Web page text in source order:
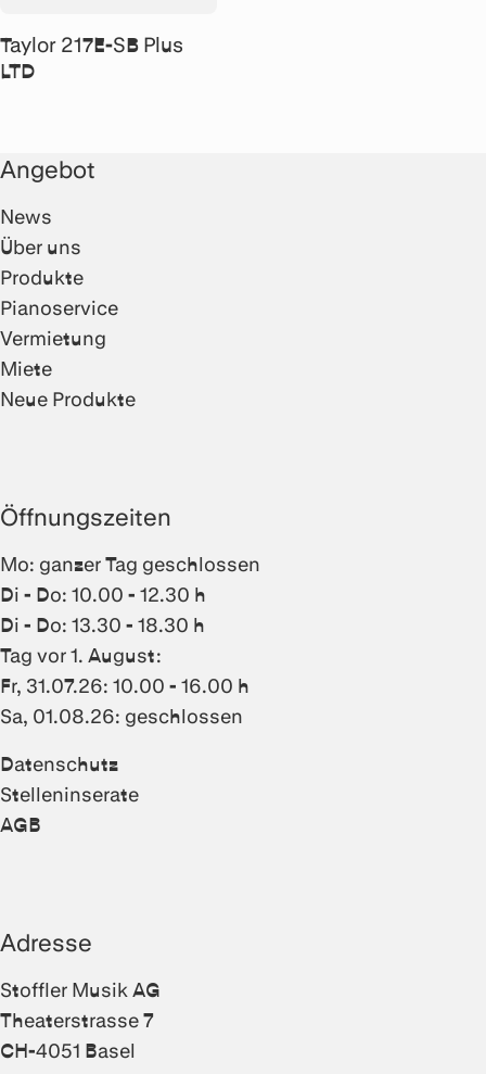
Taylor 217E-SB Plus
LTD
Angebot
News
Über uns
Produkte
Pianoservice
Vermietung
Miete
Neue Produkte
Öffnungszeiten
Mo: ganzer Tag geschlossen
Di - Do: 10.00 - 12.30 h
Di - Do: 13.30 - 18.30 h
Tag vor 1. August:
Fr, 31.07.26: 10.00 - 16.00 h
Sa, 01.08.26: geschlossen
Datenschutz
Stelleninserate
AGB
Adresse
Stoffler Musik AG
Theaterstrasse 7
CH-4051 Basel